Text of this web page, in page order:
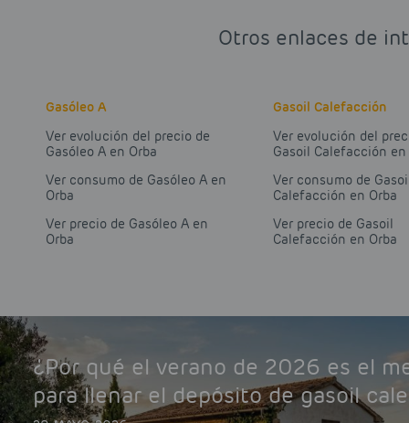
Otros enlaces de
Gasóleo A
Ver evolución del precio de
Gasóleo A en Orba
Ver consumo de Gasóleo A en
Orba
Ver precio de Gasóleo A en
Orba
Gasoil Calefacción
Ver evolución del
Gasoil Calefacción en
Ver consumo de
Calefacción en Orba
Ver precio de Gasoil
Calefacción en Orba
¿Por qué el verano de 2026 es el
para llenar el depósito de gasoil